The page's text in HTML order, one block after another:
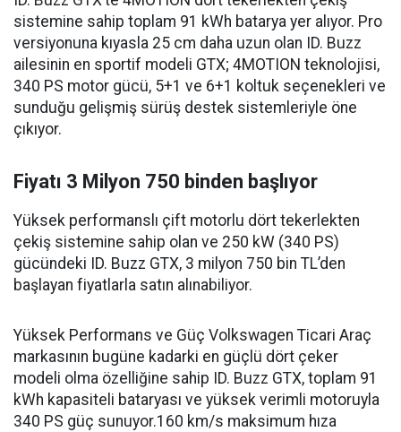
sistemine sahip toplam 91 kWh batarya yer alıyor. Pro
versiyonuna kıyasla 25 cm daha uzun olan ID. Buzz
ailesinin en sportif modeli GTX; 4MOTION teknolojisi,
340 PS motor gücü, 5+1 ve 6+1 koltuk seçenekleri ve
sunduğu gelişmiş sürüş destek sistemleriyle öne
çıkıyor.
Fiyatı 3 Milyon 750 binden başlıyor
Yüksek performanslı çift motorlu dört tekerlekten
çekiş sistemine sahip olan ve 250 kW (340 PS)
gücündeki ID. Buzz GTX, 3 milyon 750 bin TL’den
başlayan fiyatlarla satın alınabiliyor.
Yüksek Performans ve Güç Volkswagen Ticari Araç
markasının bugüne kadarki en güçlü dört çeker
modeli olma özelliğine sahip ID. Buzz GTX, toplam 91
kWh kapasiteli bataryası ve yüksek verimli motoruyla
340 PS güç sunuyor.160 km/s maksimum hıza